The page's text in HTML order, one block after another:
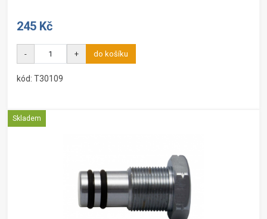
245 Kč
- + do košíku
kód: T30109
Skladem